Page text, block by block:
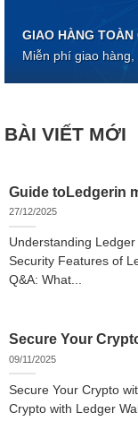
GIAO HÀNG TOÀN
Miễn phí giao hàng,
BÀI VIẾT MỚI
Guide toLedgerin
27/12/2025
Understanding
Security Features of
Q&A: What...
Secure Your
09/11/2025
Secure Your Crypto
Crypto with Ledger